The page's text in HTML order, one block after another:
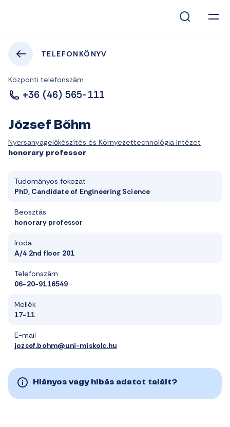
TELEFONKÖNYV
Központi telefonszám
+36 (46) 565-111
József Bőhm
Nyersanyagelőkészítés és Környezettechnológia Intézet
honorary professor
Tudományos fokozat
PhD, Candidate of Engineering Science
Beosztás
honorary professor
Iroda
A/4 2nd floor 201
Telefonszám
06-20-9116549
Mellék
17-11
E-mail
jozsef.bohm@uni-miskolc.hu
Hiányos vagy hibás adatot talált?